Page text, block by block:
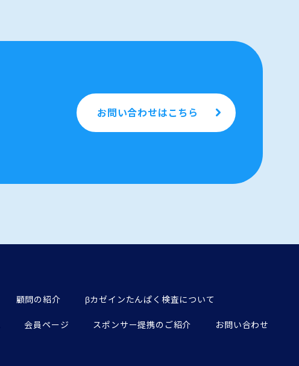
お問い合わせはこちら
顧問の紹介 βカゼインたんぱく検査について
会員ページ スポンサー提携のご紹介 お問い合わせ